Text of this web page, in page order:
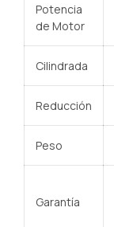
Potencia
de Motor
Cilindrada
Reducción
Peso
Garantía